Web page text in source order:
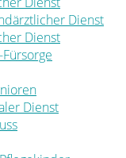
Dienst
Dienst
Dienst